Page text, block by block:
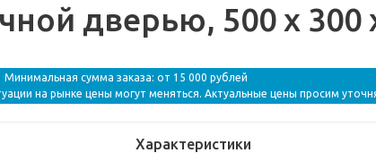
дверью, 500 x 300
Минимальная сумма заказа: от 15 000 рублей
на рынке цены могут меняться. Актуальные цены просим
Характеристики